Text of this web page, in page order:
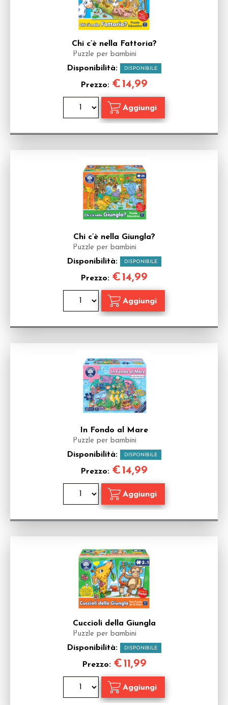
Chi c’è nella Fattoria?
Puzzle per bambini
Disponibilità: DISPONIBILE
Prezzo: €14,99
Chi c’è nella Giungla?
Puzzle per bambini
Disponibilità: DISPONIBILE
Prezzo: €14,99
In Fondo al Mare
Puzzle per bambini
Disponibilità: DISPONIBILE
Prezzo: €14,99
Cuccioli della Giungla
Puzzle per bambini
Disponibilità: DISPONIBILE
Prezzo: €11,99